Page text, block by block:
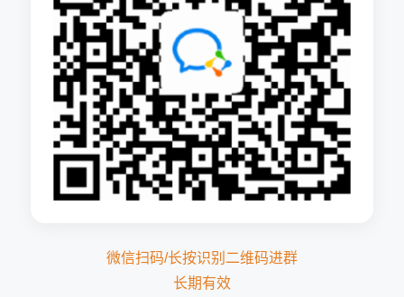
微信扫码/长按识别二维码进群
长期有效